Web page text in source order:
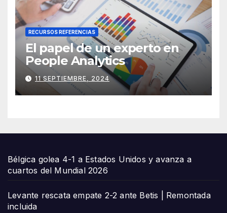
RECURSOS REFERENCIAS
El papel de un experto en
People Analytics
11 SEPTIEMBRE, 2024
Bélgica golea 4-1 a Estados Unidos y avanza a
cuartos del Mundial 2026
Levante rescata empate 2-2 ante Betis | Remontada
incluida